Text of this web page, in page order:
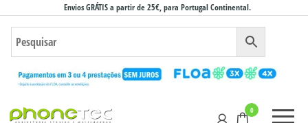
para
conteúdo
Envios GRÁTIS a partir de 25€, para Portugal Continental.
0